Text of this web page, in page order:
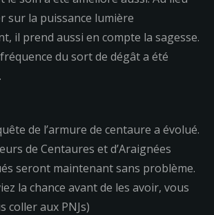
sur la puissance lumière
il prend aussi en compte la sagesse.
du sort de dégât a été
de l’armure de centaure a évolué.
de Centaures et d’Araignées
seront maintenant sans problème.
la chance avant de les avoir, vous
coller aux PNJs)